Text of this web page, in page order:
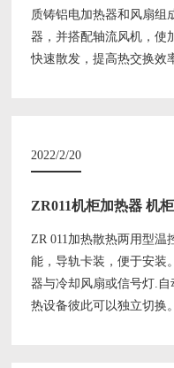
质铸铝电加热器和风扇组
器，并搭配轴流风机，使
快速散发，提高热交换效
2022/2/20
ZR011机柜加热器 机
ZR 011加热散热两用型
能，导轨卡装，便于安装
器与冷却风扇或信号灯.
热设备彼此可以独立切换。